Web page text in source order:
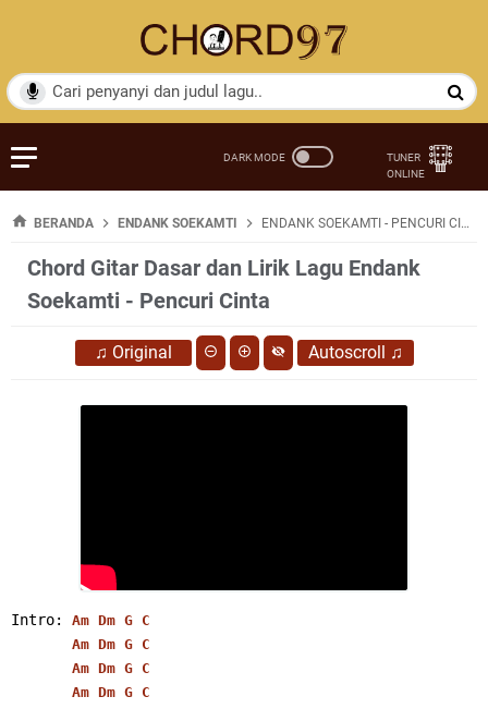
BERANDA ENDANK SOEKAMTI ENDANK SOEKAMTI - PENCURI CINTA
Chord Gitar Dasar dan Lirik Lagu Endank
Soekamti - Pencuri Cinta
♫ Original Autoscroll ♫
Intro: Am Dm G C
Am Dm G C
Am Dm G C
Am Dm G C